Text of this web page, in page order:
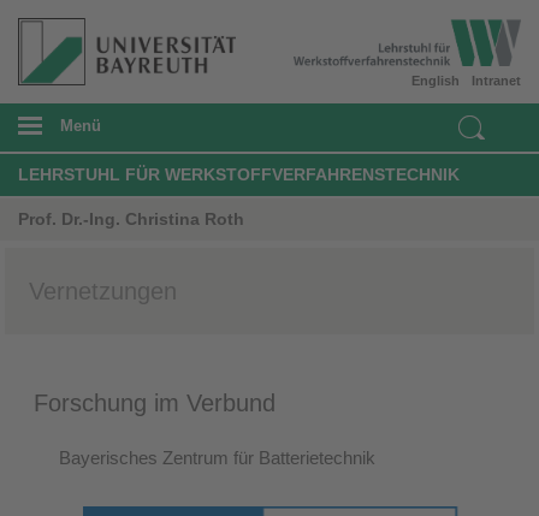
Intranet
English
Menü
LEHRSTUHL FÜR WERKSTOFFVERFAHRENSTECHNIK
Prof. Dr.-Ing. Christina Roth
Vernetzungen
Forschung im Verbund
Bayerisches Zentrum für Batterietechnik